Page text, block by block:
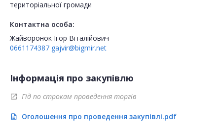
територіальної громади
Контактна особа:
Жайворонок Ігор Віталійович
0661174387 gajvir@bigmir.net
Інформація про закупівлю
open_in_new Гід по строкам проведення торгів
description Оголошення про проведення закупівлі.pdf